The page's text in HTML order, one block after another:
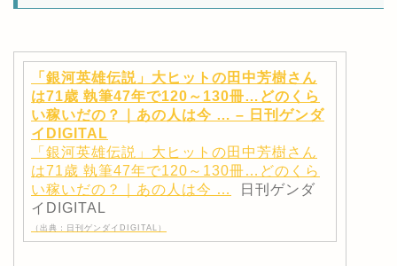
「銀河英雄伝説」大ヒットの田中芳樹さん
は71歳 執筆47年で120～130冊…どのくら
い稼いだの？｜あの人は今 … – 日刊ゲンダ
イDIGITAL
「銀河英雄伝説」大ヒットの田中芳樹さん
は71歳 執筆47年で120～130冊…どのくら
い稼いだの？｜あの人は今 …
日刊ゲンダ
イDIGITAL
（出典：日刊ゲンダイDIGITAL）